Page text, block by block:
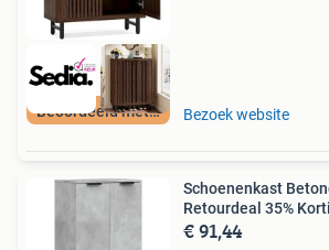
Beoordeeld met 9+ Bezoek website
Schoenenkast
Retourdeal 35%
€ 91,44